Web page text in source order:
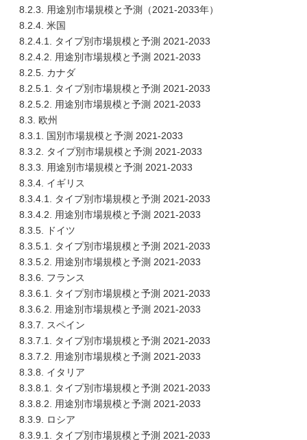
8.2.3. 用途別市場規模と予測（2021-2033年）
8.2.4. 米国
8.2.4.1. タイプ別市場規模と予測 2021-2033
8.2.4.2. 用途別市場規模と予測 2021-2033
8.2.5. カナダ
8.2.5.1. タイプ別市場規模と予測 2021-2033
8.2.5.2. 用途別市場規模と予測 2021-2033
8.3. 欧州
8.3.1. 国別市場規模と予測 2021-2033
8.3.2. タイプ別市場規模と予測 2021-2033
8.3.3. 用途別市場規模と予測 2021-2033
8.3.4. イギリス
8.3.4.1. タイプ別市場規模と予測 2021-2033
8.3.4.2. 用途別市場規模と予測 2021-2033
8.3.5. ドイツ
8.3.5.1. タイプ別市場規模と予測 2021-2033
8.3.5.2. 用途別市場規模と予測 2021-2033
8.3.6. フランス
8.3.6.1. タイプ別市場規模と予測 2021-2033
8.3.6.2. 用途別市場規模と予測 2021-2033
8.3.7. スペイン
8.3.7.1. タイプ別市場規模と予測 2021-2033
8.3.7.2. 用途別市場規模と予測 2021-2033
8.3.8. イタリア
8.3.8.1. タイプ別市場規模と予測 2021-2033
8.3.8.2. 用途別市場規模と予測 2021-2033
8.3.9. ロシア
8.3.9.1. タイプ別市場規模と予測 2021-2033